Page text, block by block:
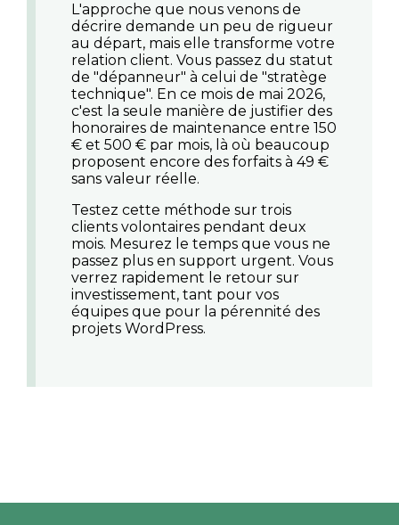
L'approche que nous venons de
décrire demande un peu de rigueur
au départ, mais elle transforme votre
relation client. Vous passez du statut
de "dépanneur" à celui de "stratège
technique". En ce mois de mai 2026,
c'est la seule manière de justifier des
honoraires de maintenance entre 150
€ et 500 € par mois, là où beaucoup
proposent encore des forfaits à 49 €
sans valeur réelle.
Testez cette méthode sur trois
clients volontaires pendant deux
mois. Mesurez le temps que vous ne
passez plus en support urgent. Vous
verrez rapidement le retour sur
investissement, tant pour vos
équipes que pour la pérennité des
projets WordPress.